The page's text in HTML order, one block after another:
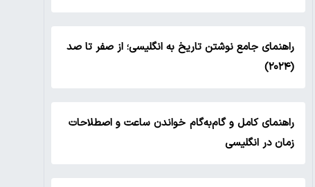
راهنمای جامع نوشتن تاریخ به انگلیسی؛ از صفر تا صد
(۲۰۲۴)
راهنمای کامل و گام‌به‌گام خواندن ساعت و اصطلاحات
زمان در انگلیسی